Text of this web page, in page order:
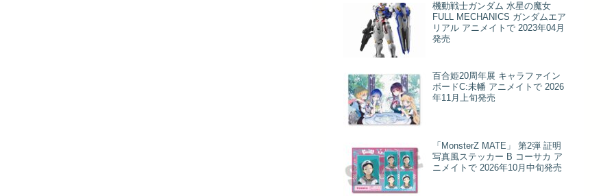
機動戦士ガンダム 水星の魔女
FULL MECHANICS ガンダムエア
リアル アニメイトで 2023年04月
発売
百合姫20周年展 キャラファイン
ボードC:未幡 アニメイトで 2026
年11月上旬発売
「MonsterZ MATE」 第2弾 証明
写真風ステッカー B コーサカ ア
ニメイトで 2026年10月中旬発売